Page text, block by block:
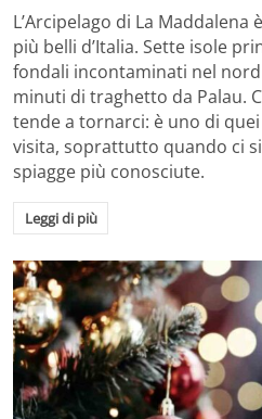
L’Arcipelago di La
più belli d’Italia. Sette isole
fondali incontaminati nel
minuti di traghetto da Palau.
tende a tornarci: è uno di
visita, soprattutto quando ci
spiagge più conosciute.
Leggi di più